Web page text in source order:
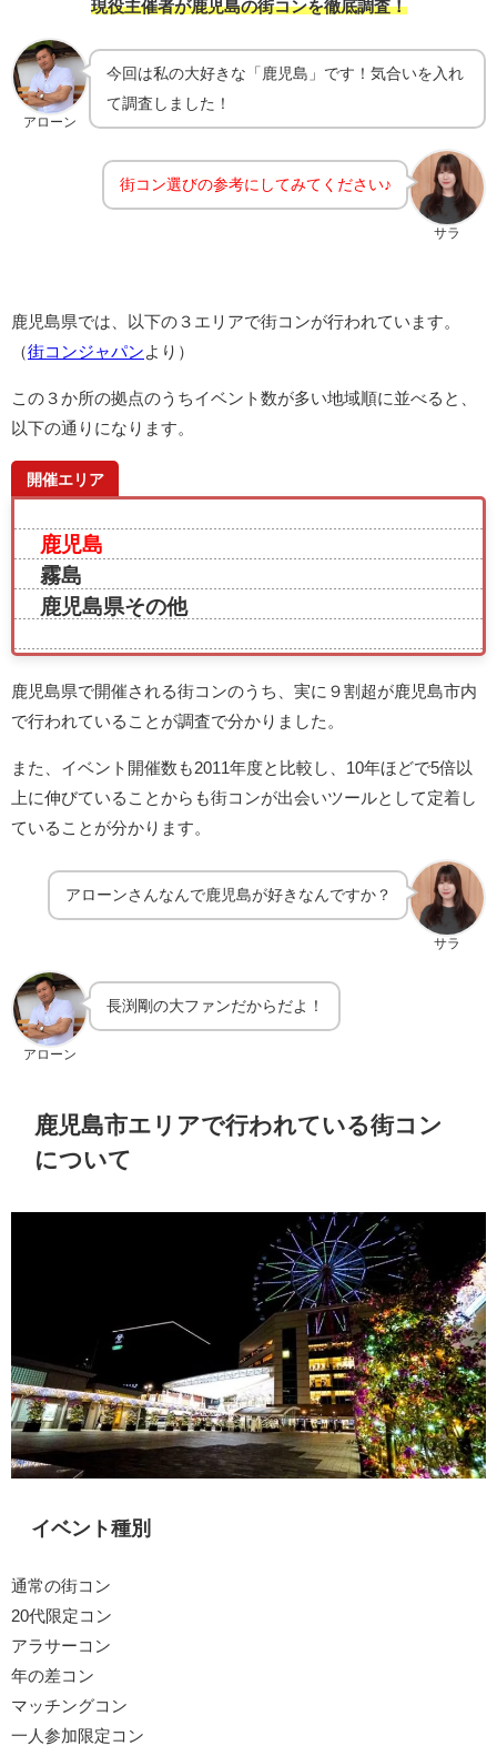
現役主催者が鹿児島の街コンを徹底調査！
アローン
今回は私の大好きな「鹿児島」です！気合いを入れ
て調査しました！
サラ
街コン選びの参考にしてみてください♪
鹿児島県では、以下の３エリアで街コンが行われています。
（街コンジャパン より）
この３か所の拠点のうちイベント数が多い地域順に並べると、
以下の通りになります。
開催エリア
鹿児島
霧島
鹿児島県その他
鹿児島県で開催される街コンのうち、実に９割超が鹿児島市内
で行われていることが調査で分かりました。
また、イベント開催数も2011年度と比較し、10年ほどで5倍以
上に伸びていることからも街コンが出会いツールとして定着し
ていることが分かります。
サラ
アローンさんなんで鹿児島が好きなんですか？
アローン
長渕剛の大ファンだからだよ！
鹿児島市エリアで行われている街コン
について
イベント種別
通常の街コン
20代限定コン
アラサーコン
年の差コン
マッチングコン
一人参加限定コン